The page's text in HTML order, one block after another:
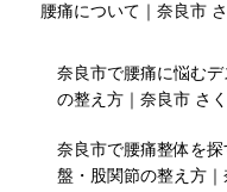
腰痛について｜奈良市
奈良市で腰痛に悩む
の整え方｜奈良市 さ
奈良市で腰痛整体を
盤・股関節の整え方